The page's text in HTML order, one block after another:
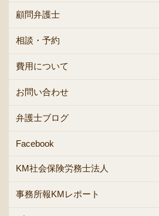
顧問弁護士
相談・予約
費用について
お問い合わせ
弁護士ブログ
Facebook
KM社会保険労務士法人
事務所報KMレポート